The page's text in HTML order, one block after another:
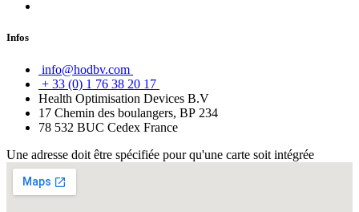
Infos
info@hodbv.com
+ 33 (0) 1 76 38 20 17
Health Optimisation Devices B.V
17 Chemin des boulangers, BP 234
78 532 BUC Cedex France
Une adresse doit être spécifiée pour qu'une carte soit intégrée